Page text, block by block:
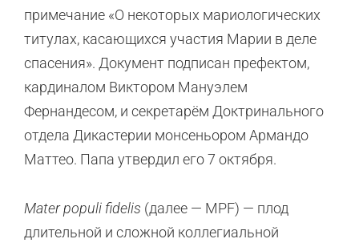
примечание «О некоторых мариологических
титулax, касающихся участия Марии в деле
спасения». Документ подписан префектом,
кардиналом Виктором Мануэлем
Фернандесом, и секретарём Доктринального
отдела Дикастерии монсеньором Армандо
Маттео. Папа утвердил его 7 октября.
Mater populi fidelis (далее — MPF) — плод
длительной и сложной коллегиальной